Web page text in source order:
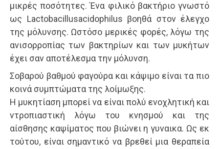
μικρές ποσότητες. Ένα φιλικό βακτήριο γνωστό
ως Lactobacillusacidophilus βοηθά στον έλεγχο
της μόλυνσης. Ωστόσο μερικές φορές, λόγω της
ανισορροπίας των βακτηρίων και των μυκήτων
έχει σαν αποτέλεσμα την μόλυνση.
Σοβαρού βαθμού φαγούρα και κάψιμο είναι τα πιο
κοινά συμπτώματα της λοίμωξης.
Η μυκητίαση μπορεί να είναι πολύ ενοχλητική και
ντροπιαστική λόγω του κνησμού και της
αίσθησης καψίματος που βιώνει η γυναικα. Ως εκ
τούτου, είναι σημαντικό να βρεθεί μια θεραπεία